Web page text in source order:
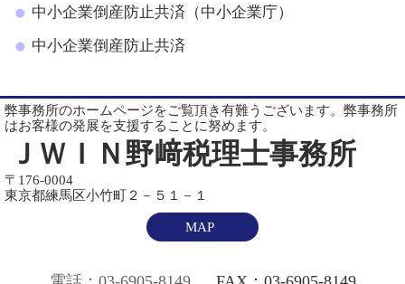
中小企業倒産防止共済（中小企業庁）
中小企業倒産防止共済
弊事務所のホームページをご覧頂き有難うございます。弊事務所
はお客様の発展を支援することに努めます。
ＪＷＩＮ野﨑税理士事務所
〒176-0004
東京都練馬区小竹町２－５１－１
MAP